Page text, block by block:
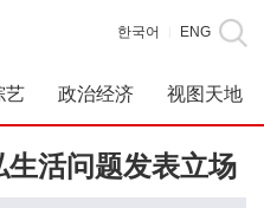
한국어 ENG
艺 政治经济 视图天地
活问题发表立场